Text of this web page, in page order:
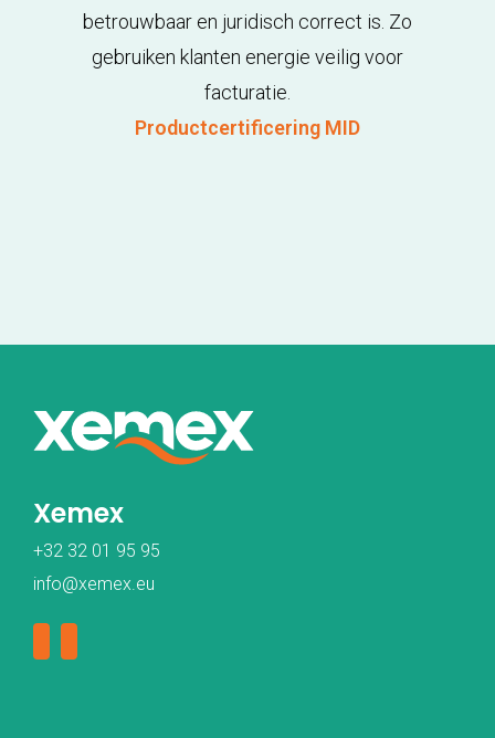
betrouwbaar en juridisch correct is. Zo
gebruiken klanten energie veilig voor
facturatie.
Productcertificering MID
Xemex
+32 32 01 95 95
info@xemex.eu